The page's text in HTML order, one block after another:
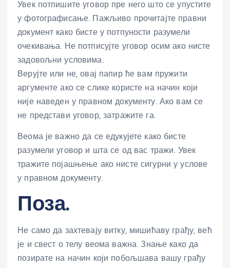
Увек потпишите уговор пре него што се упустите
у фотографисање. Пажљиво прочитајте правни
документ како бисте у потпуности разумели
очекивања. Не потписујте уговор осим ако нисте
задовољни условима.
Верујте или не, овај папир ће вам пружити
аргументе ако се слике користе на начин који
није наведен у правном документу. Ако вам се
не представи уговор, затражите га.
Веома је важно да се едукујете како бисте
разумели уговор и шта се од вас тражи. Увек
тражите појашњење ако нисте сигурни у услове
у правном документу.
Поза.
Не само да захтевају витку, мишићаву грађу, већ
је и свест о телу веома важна. Знање како да
позирате на начин који побољшава вашу грађу